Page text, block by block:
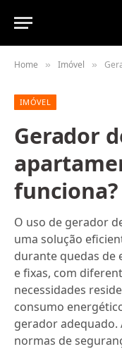
Home » Imóvel »
IMÓVEL
Gerador
funciona?
O uso de gerador
uma solução
durante quedas de
e fixas, com
necessidades
consumo
gerador adequado.
normas de